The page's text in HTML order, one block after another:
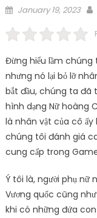
Posted
January 19, 2023
Đừng hiểu lầm chúng
nhưng nó lại bỏ lỡ
bắt đầu, chúng ta đã
hình dạng Nữ hoàng
là nhân vật của cô
chúng tôi đánh giá
cung cấp trong
Ý tôi là, người phụ nữ
Vương quốc cũng
khi có những đứa